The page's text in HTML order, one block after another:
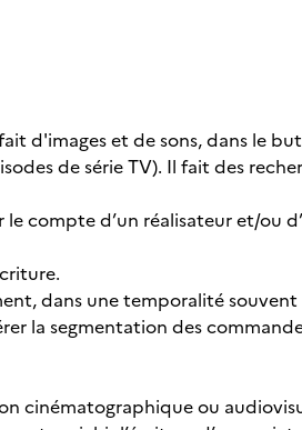
d'images et de sons, dans le
de série TV). Il fait des
compte d’un réalisateur et/ou
dans une temporalité
la segmentation des
cinématographique ou